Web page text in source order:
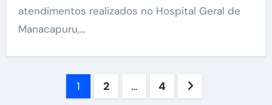
atendimentos realizados no Hospital Geral de
Manacapuru,…
Paginação
1 2 … 4